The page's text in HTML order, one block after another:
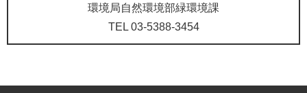
環境局自然環境部緑環境課
TEL 03-5388-3454